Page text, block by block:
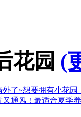
花园 (
外了~想要拥有小花园
通风！ 最适合夏季